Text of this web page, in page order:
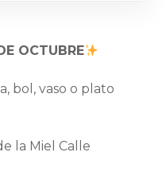
OCTUBRE
bol, vaso o plato
la Miel Calle